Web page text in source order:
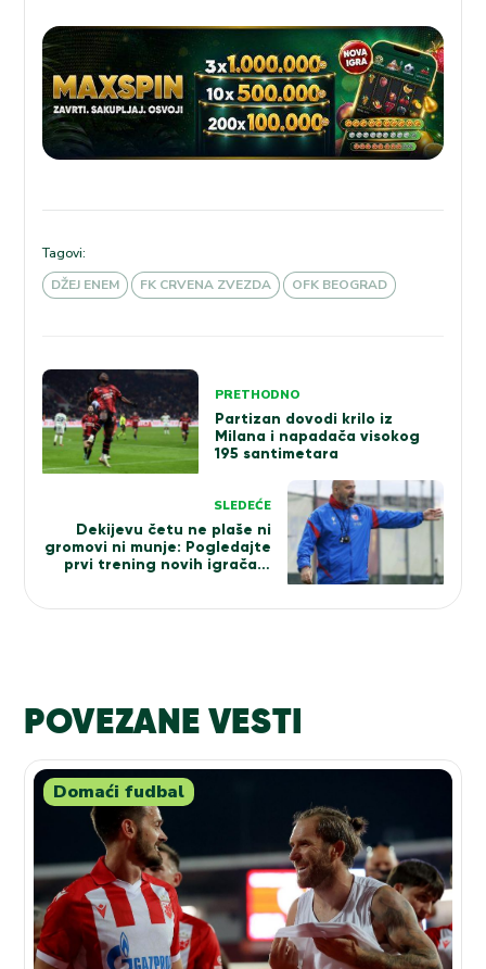
Tagovi:
DŽEJ ENEM
FK CRVENA ZVEZDA OFK BEOGRAD
Kretanje
članka
PRETHODNO
Partizan dovodi krilo iz
Milana i napadača visokog
195 santimetara
SLEDEĆE
Dekijevu četu ne plaše ni
gromovi ni munje: Pogledajte
prvi trening novih igrača u
POVEZANE VESTI
Domaći fudbal